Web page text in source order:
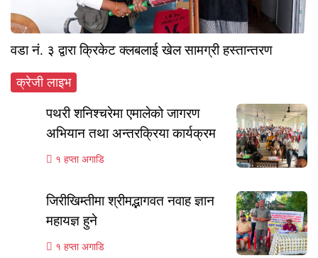
वडा नं. ३ द्वारा क्रिकेट क्लबलाई खेल सामग्री हस्तान्तरण
क्रेजी लाइभ
पथरी शनिश्चरेमा एमालेको जागरण
अभियान तथा अन्तरक्रिया कार्यक्रम
१ हप्ता अगाडि
जिरीखिम्तीमा श्रीमद्भागवत नवाह ज्ञान
महायज्ञ हुने
१ हप्ता अगाडि